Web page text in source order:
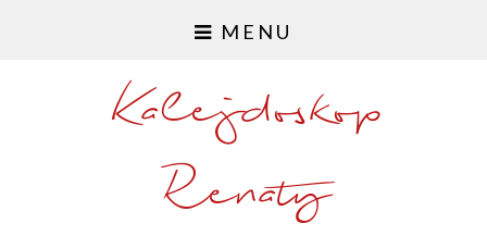
MENU
Kalejdoskop
Renaty